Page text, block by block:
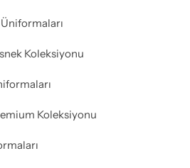
Koleksiyonu
Koleksiyonu